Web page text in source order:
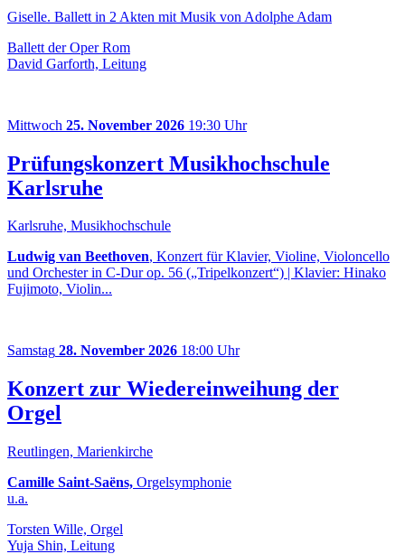
Giselle. Ballett in 2 Akten mit Musik von Adolphe Adam
Ballett der Oper Rom
David Garforth, Leitung
Mittwoch 25. November 2026 19:30 Uhr
Prüfungskonzert Musikhochschule
Karlsruhe
Karlsruhe, Musikhochschule
Ludwig van Beethoven, Konzert für Klavier, Violine, Violoncello
und Orchester in C-Dur op. 56 („Tripelkonzert“) | Klavier: Hinako
Fujimoto, Violin...
Samstag 28. November 2026 18:00 Uhr
Konzert zur Wiedereinweihung der
Orgel
Reutlingen, Marienkirche
Camille Saint-Saëns, Orgelsymphonie
u.a.
Torsten Wille, Orgel
Yuja Shin, Leitung